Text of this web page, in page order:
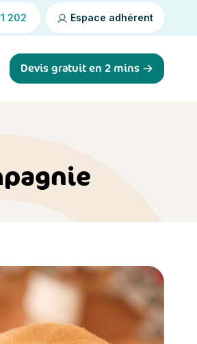
202 Espace adhérent
Devis gratuit en 2 mins